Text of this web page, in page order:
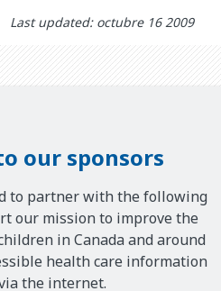
Last updated: octubre 16 2009
our sponsors
to partner with the following
our mission to improve the
in Canada and around
health care information
the internet.